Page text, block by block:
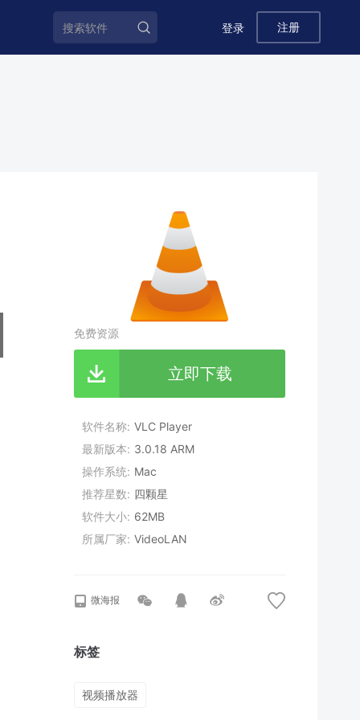
登录 注册
免费资源
立即下载
软件名称 VLC Player
最新版本
3.0.18 ARM
操作系统
Mac
推荐星数
四颗星
软件大小
62MB
所属厂家 VideoLAN
微海报
标签
视频播放器